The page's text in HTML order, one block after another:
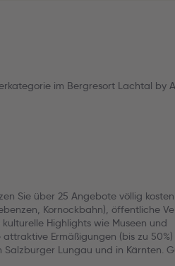
im Bergresort Lachtal by
Sie über 25 Angebote völlig
Kornockbahn), öffentliche
Highlights wie Museen und
Ermäßigungen (bis zu
Lungau und in Kärnten.